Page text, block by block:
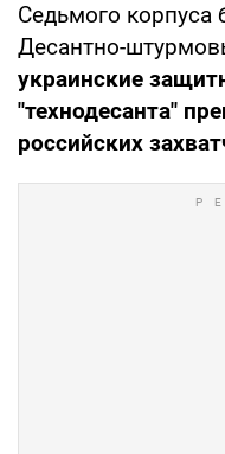
Седьмого корпуса
Десантно-
украинские
"технодесанта"
российских